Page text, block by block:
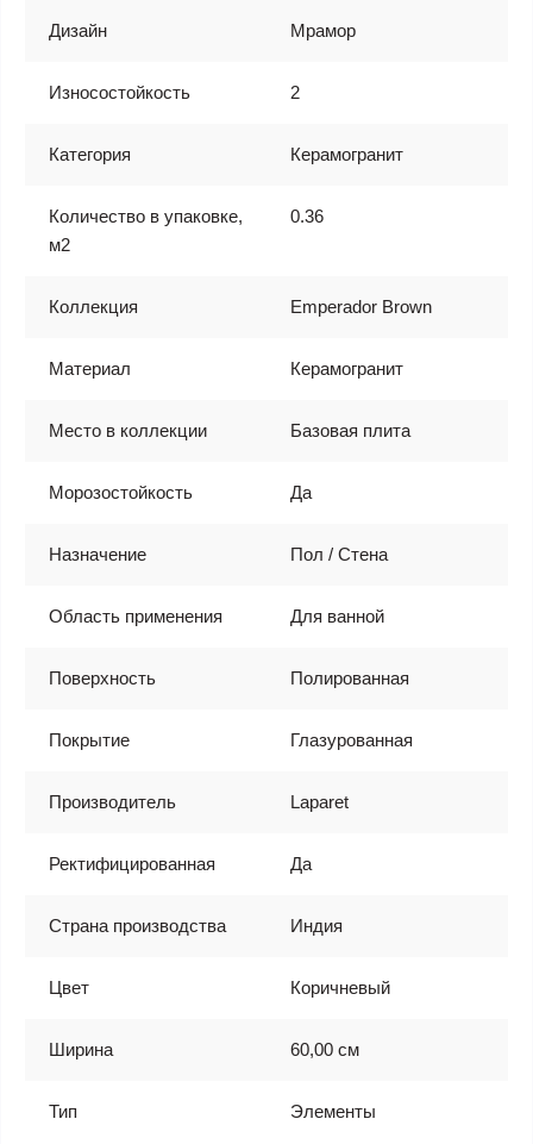
Дизайн Мрамор
Износостойкость 2
Категория Керамогранит
Количество в упаковке,
м2
0.36
Коллекция Emperador Brown
Материал Керамогранит
Место в коллекции Базовая плита
Морозостойкость Да
Назначение Пол / Стена
Область применения Для ванной
Поверхность Полированная
Покрытие Глазурованная
Производитель Laparet
Ректифицированная Да
Страна производства Индия
Цвет Коричневый
Ширина 60,00 см
Тип Элементы